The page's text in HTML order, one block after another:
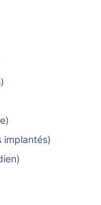
implantés)